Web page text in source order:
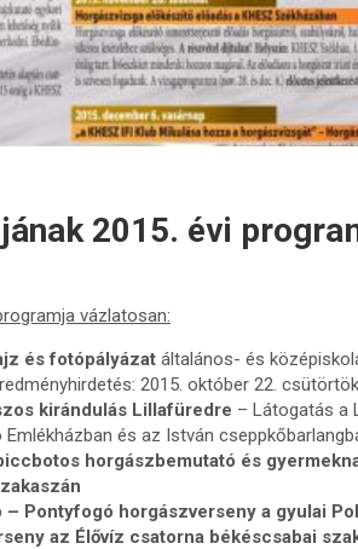
2015. évi
vázlatosan:
és fotópályázat általános- és
2015. október 22. csütörtök
kirándulás Lillafüredre – Látogatás a
és az István
horgászbemutató és
– Pontyfogó horgászverseny a gyulai
az Élővíz csatorna békéscsabai